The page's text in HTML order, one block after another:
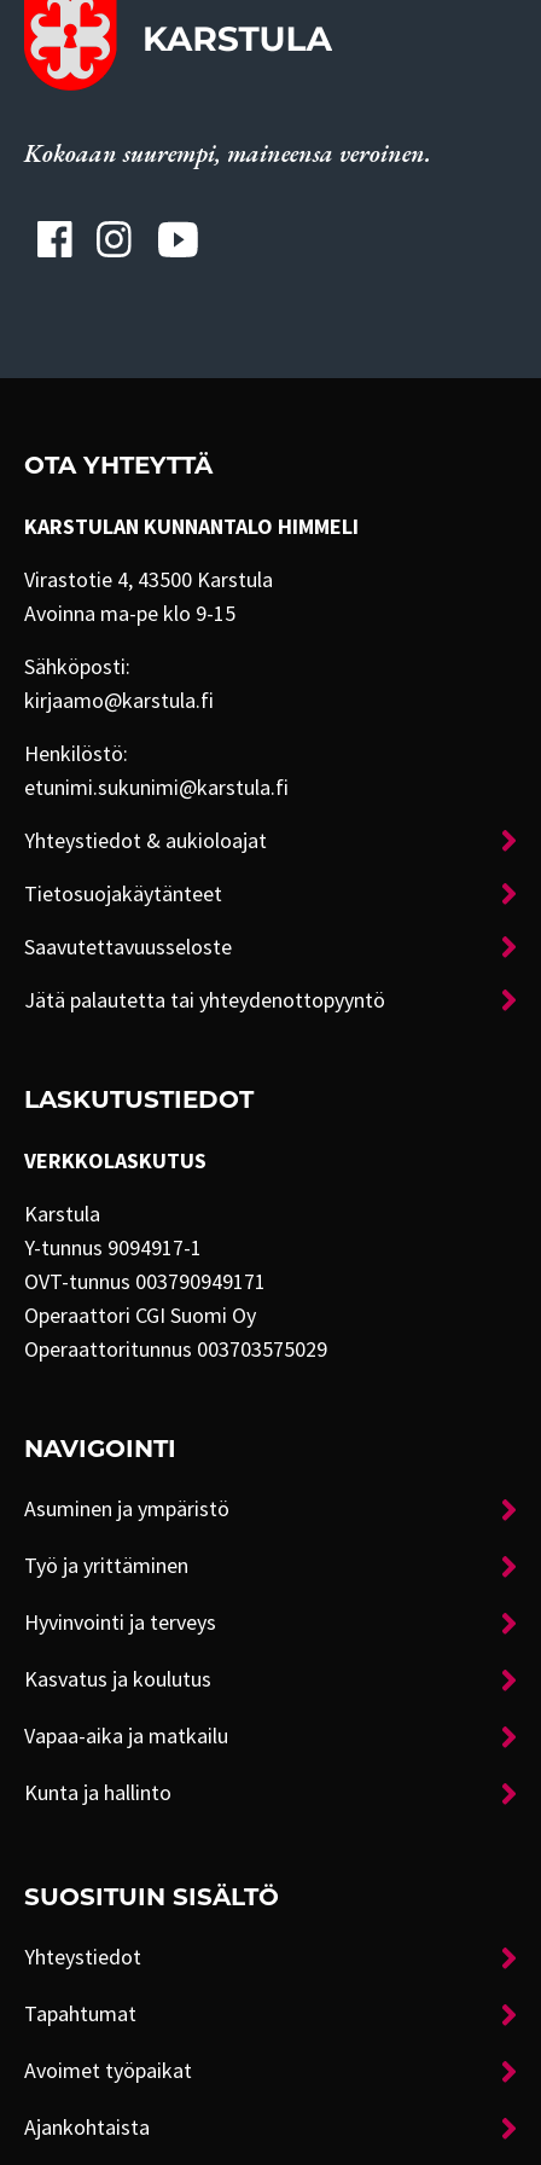
Kokoaan suurempi, maineensa veroinen.
OTA YHTEYTTÄ
KARSTULAN KUNNANTALO HIMMELI
Virastotie 4, 43500 Karstula
Avoinna ma-pe klo 9-15
Sähköposti:
kirjaamo@karstula.fi
Henkilöstö:
etunimi.sukunimi@karstula.fi
Yhteystiedot & aukioloajat
Tietosuojakäytänteet
Saavutettavuusseloste
Jätä palautetta tai yhteydenottopyyntö
LASKUTUSTIEDOT
VERKKOLASKUTUS
Karstula
Y-tunnus 9094917-1
OVT-tunnus 003790949171
Operaattori CGI Suomi Oy
Operaattoritunnus 003703575029
NAVIGOINTI
Asuminen ja ympäristö
Työ ja yrittäminen
Hyvinvointi ja terveys
Kasvatus ja koulutus
Vapaa-aika ja matkailu
Kunta ja hallinto
SUOSITUIN SISÄLTÖ
Yhteystiedot
Tapahtumat
Avoimet työpaikat
Ajankohtaista